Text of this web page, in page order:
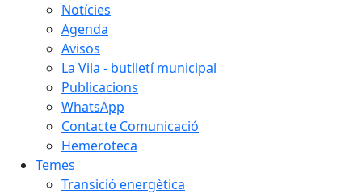
Notícies
Agenda
Avisos
La Vila - butlletí municipal
Publicacions
WhatsApp
Contacte Comunicació
Hemeroteca
Temes
Transició energètica